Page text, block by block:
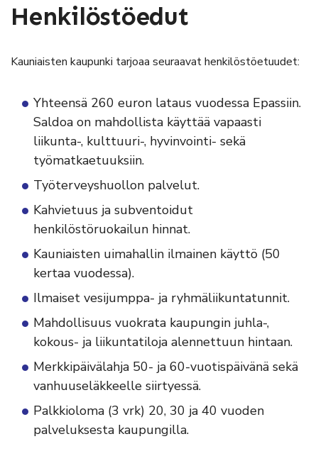
Henkilöstöedut
Kauniaisten kaupunki tarjoaa seuraavat henkilöstöetuudet:
Yhteensä 260 euron lataus vuodessa Epassiin.
Saldoa on mahdollista käyttää vapaasti
liikunta-, kulttuuri-, hyvinvointi- sekä
työmatkaetuuksiin.
Työterveyshuollon palvelut.
Kahvietuus ja subventoidut
henkilöstöruokailun hinnat.
Kauniaisten uimahallin ilmainen käyttö (50
kertaa vuodessa).
Ilmaiset vesijumppa- ja ryhmäliikuntatunnit.
Mahdollisuus vuokrata kaupungin juhla-,
kokous- ja liikuntatiloja alennettuun hintaan.
Merkkipäivälahja 50- ja 60-vuotispäivänä sekä
vanhuuseläkkeelle siirtyessä.
Palkkioloma (3 vrk) 20, 30 ja 40 vuoden
palveluksesta kaupungilla.